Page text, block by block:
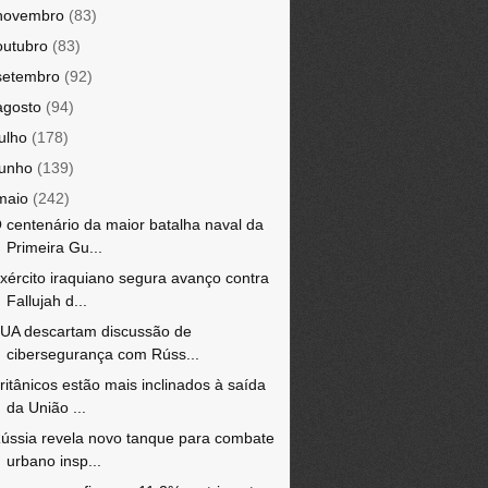
(83)
(83)
(92)
(94)
(178)
(139)
(242)
centenário da maior batalha naval da
Primeira Gu...
iraquiano segura avanço contra
Fallujah d...
descartam discussão de
cibersegurança com Rúss...
estão mais inclinados à saída
da União ...
revela novo tanque para combate
urbano insp...